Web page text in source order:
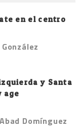
en el centro
y Santa
age
Domínguez